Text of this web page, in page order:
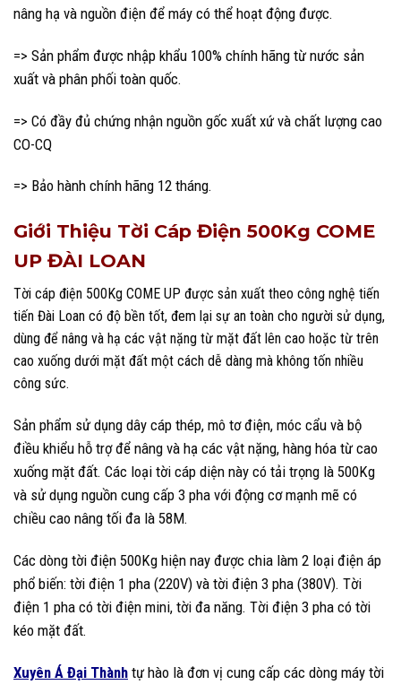
nâng hạ và nguồn điện để máy có thể hoạt động được.
=> Sản phẩm được nhập khẩu 100% chính hãng từ nước sản
xuất và phân phối toàn quốc.
=> Có đầy đủ chứng nhận nguồn gốc xuất xứ và chất lượng cao
CO-CQ
=> Bảo hành chính hãng 12 tháng.
Giới Thiệu Tời Cáp Điện 500Kg COME
UP ĐÀI LOAN
Tời cáp điện 500Kg COME UP được sản xuất theo công nghệ tiến
tiến Đài Loan có độ bền tốt, đem lại sự an toàn cho người sử dụng,
dùng để nâng và hạ các vật nặng từ mặt đất lên cao hoặc từ trên
cao xuống dưới mặt đất một cách dễ dàng mà không tốn nhiều
công sức.
Sản phẩm sử dụng dây cáp thép, mô tơ điện, móc cẩu và bộ
điều khiểu hỗ trợ để nâng và hạ các vật nặng, hàng hóa từ cao
xuống mặt đất. Các loại tời cáp diện này có tải trọng là 500Kg
và sử dụng nguồn cung cấp 3 pha với động cơ mạnh mẽ có
chiều cao nâng tối đa là 58M.
Các dòng tời điện 500Kg hiện nay được chia làm 2 loại điện áp
phổ biến: tời điện 1 pha (220V) và tời điện 3 pha (380V). Tời
điện 1 pha có tời điện mini, tời đa năng. Tời điện 3 pha có tời
kéo mặt đất.
Xuyên Á Đại Thành tự hào là đơn vị cung cấp các dòng máy tời